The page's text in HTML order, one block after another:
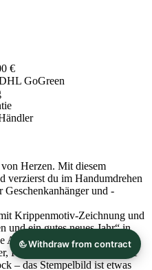
€
GoGreen
Herzen. Mit diesem
verzierst du im Handumdrehen
Geschenkanhänger und -
Krippenmotiv-Zeichnung und
und ein gutes neues Jahr“ in
Akzente auf selbst kreierten
Karton und vielem mehr. Die
– das Stempelbild ist etwas